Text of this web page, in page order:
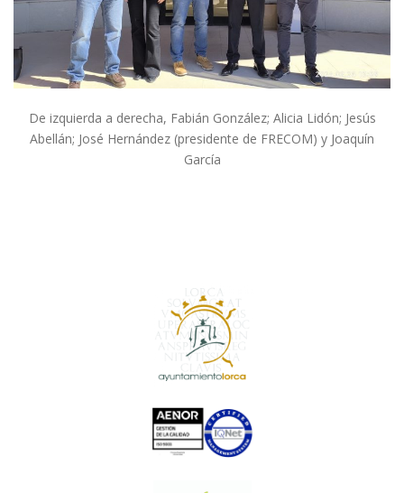
De izquierda a derecha, Fabián González; Alicia Lidón; Jesús
Abellán; José Hernández (presidente de FRECOM) y Joaquín
García